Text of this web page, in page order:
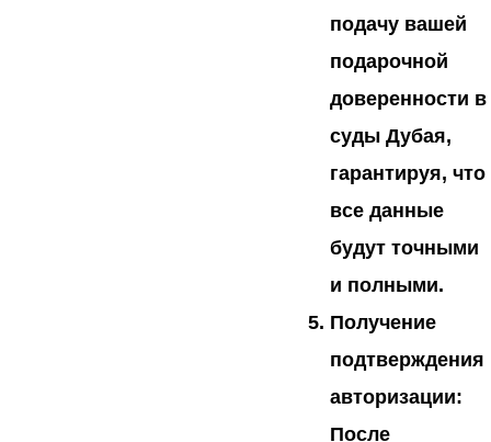
подачу вашей
подарочной
доверенности в
суды Дубая,
гарантируя, что
все данные
будут точными
и полными.
Получение
подтверждения
авторизации:
После